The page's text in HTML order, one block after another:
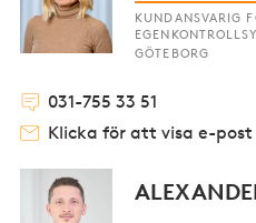
KUNDANSVARIG
GÖTEBORG
031-755 33 51
Klicka för att visa e-post